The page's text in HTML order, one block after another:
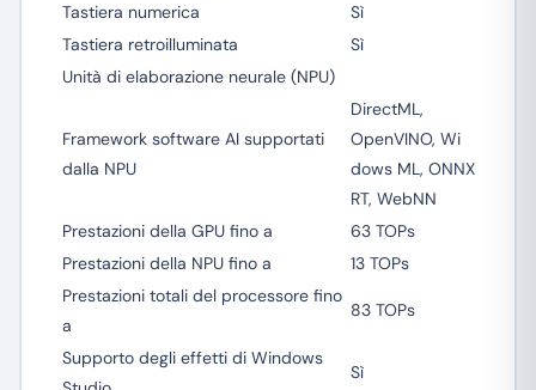
Tastiera numerica
Sì
Tastiera retroilluminata
Sì
Unità di elaborazione neurale (NPU)
Framework software AI supportati
dalla NPU
DirectML,
OpenVINO, Wi
dows ML, ONNX
RT, WebNN
Prestazioni della GPU fino a
63 TOPs
Prestazioni della NPU fino a
13 TOPs
Prestazioni totali del processore fino
a
83 TOPs
Supporto degli effetti di Windows
Sì